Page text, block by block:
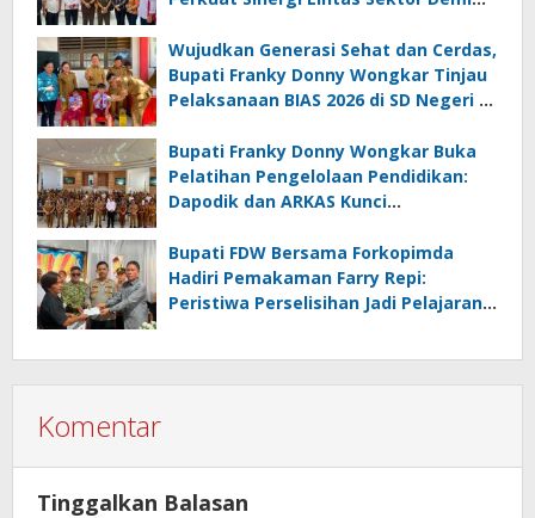
Wujudkan Generasi Sehat dan Cerdas,
Bupati Franky Donny Wongkar Tinjau
Pelaksanaan BIAS 2026 di SD Negeri 2
Bupati Franky Donny Wongkar Buka
Pelatihan Pengelolaan Pendidikan:
Dapodik dan ARKAS Kunci
Minahasa Selatan
Bupati FDW Bersama Forkopimda
Hadiri Pemakaman Farry Repi:
Peristiwa Perselisihan Jadi Pelajaran,
Komentar
Tinggalkan Balasan